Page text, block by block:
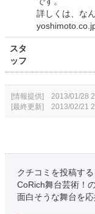
詳しくは、な
スタ
ッフ
[情報提供] 2013/01/28
[最終更新] 2013/02/21
クチコミを投稿する
CoRich舞台芸術！
面白そうな舞台を応